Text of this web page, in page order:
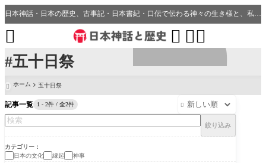
#五十日祭
日本神話・日本の歴史、古事記・日本書紀・口伝で伝わる神々の生き様と、私たちの分野・生活、開運、神社との繋がり
 

 ホーム 五十日祭
記事一覧 1 - 2件 / 全2件 
絞り込み
カテゴリー
日本の文化
縁起 神事